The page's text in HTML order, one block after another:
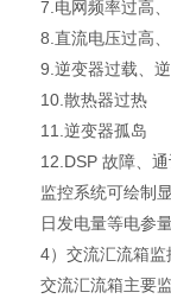
7.电网频率过高
8.直流电压过高
9.逆变器过载、
10.散热器过热
11.逆变器孤岛
12.DSP 故障、
监控系统可绘制
日发电量等电参
4）交流汇流箱监
交流汇流箱主要